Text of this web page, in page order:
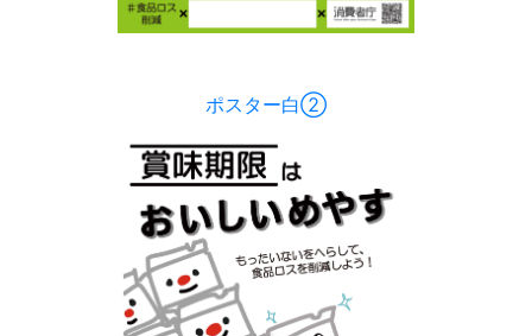
ポスター白②